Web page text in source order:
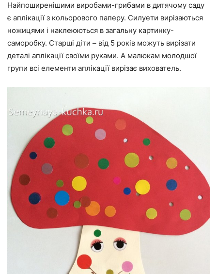
Найпоширенішими виробами-грибами в дитячому саду
є аплікації з кольорового паперу. Силуети вирізаються
ножицями і наклеюються в загальну картинку-
саморобку. Старші діти – від 5 років можуть вирізати
деталі аплікації своїми руками. А малюкам молодшої
групи всі елементи аплікації вирізає вихователь.